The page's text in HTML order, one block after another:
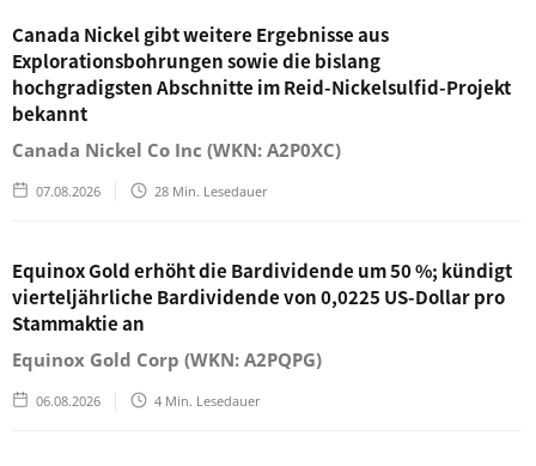
Canada Nickel gibt weitere Ergebnisse aus
Explorationsbohrungen sowie die bislang
hochgradigsten Abschnitte im Reid-Nickelsulfid-Projekt
bekannt
Canada Nickel Co Inc (WKN: A2P0XC)
07.08.2026 28 Min. Lesedauer
Equinox Gold erhöht die Bardividende um 50 %; kündigt
vierteljährliche Bardividende von 0,0225 US-Dollar pro
Stammaktie an
Equinox Gold Corp (WKN: A2PQPG)
06.08.2026 4 Min. Lesedauer